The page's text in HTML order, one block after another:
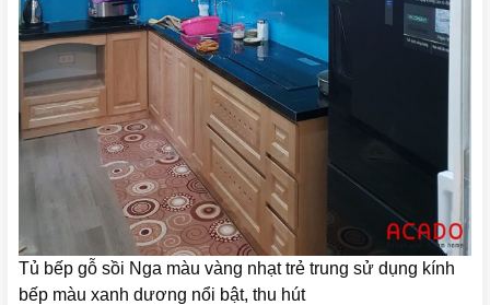
Tủ bếp gỗ sồi Nga màu vàng nhạt trẻ trung sử dụng kính
bếp màu xanh dương nổi bật, thu hút